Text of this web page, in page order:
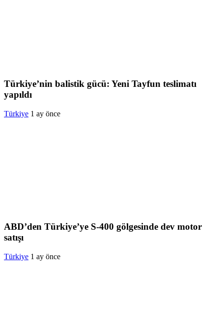
Türkiye’nin balistik gücü: Yeni Tayfun teslimatı
yapıldı
Türkiye 1 ay önce
ABD’den Türkiye’ye S-400 gölgesinde dev motor
satışı
Türkiye 1 ay önce